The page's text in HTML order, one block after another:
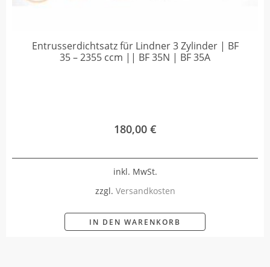
Entrusserdichtsatz für Lindner 3 Zylinder | BF
35 – 2355 ccm || BF 35N | BF 35A
180,00 €
inkl. MwSt.
zzgl. Versandkosten
IN DEN WARENKORB